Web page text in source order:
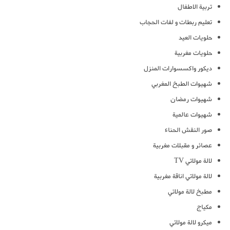
تربية الاطفال
تعليم ربطات و لفات الحجاب
حلويات العيد
حلويات مغربية
ديكور واكسسوارات المنزل
شهيوات الطبخ المغربي
شهيوات رمضان
شهيوات عالمية
صور النقش الحناء
عصائر و مقبلات مغربية
لالة مولاتي TV
لالة مولاتي اناقة مغربية
مطبخ لالة مولاتي
مكياج
ميكرو لالة مولاتي